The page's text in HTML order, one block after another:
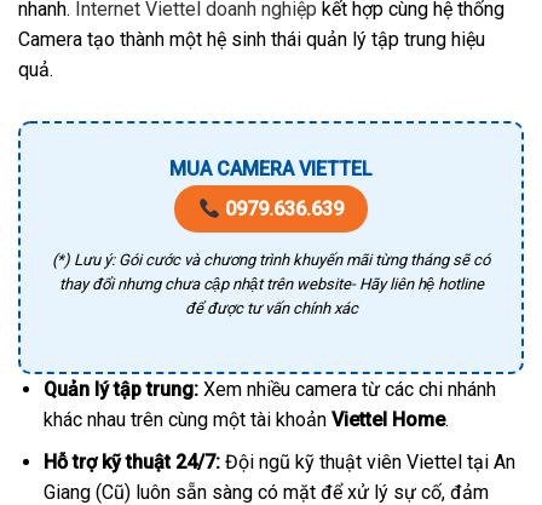
nhanh. Internet Viettel doanh nghiệp kết hợp cùng hệ thống
Camera tạo thành một hệ sinh thái quản lý tập trung hiệu
quả.
MUA CAMERA VIETTEL
0979.636.639
(*) Lưu ý: Gói cước và chương trình khuyến mãi từng tháng sẽ có
thay đổi nhưng chưa cập nhật trên website- Hãy liên hệ hotline
để được tư vấn chính xác
Quản lý tập trung:Xem nhiều camera từ các chi nhánh
khác nhau trên cùng một tài khoản Viettel Home.
Hỗ trợ kỹ thuật 24/7:Đội ngũ kỹ thuật viên Viettel tại An
Giang (Cũ) luôn sẵn sàng có mặt để xử lý sự cố, đảm